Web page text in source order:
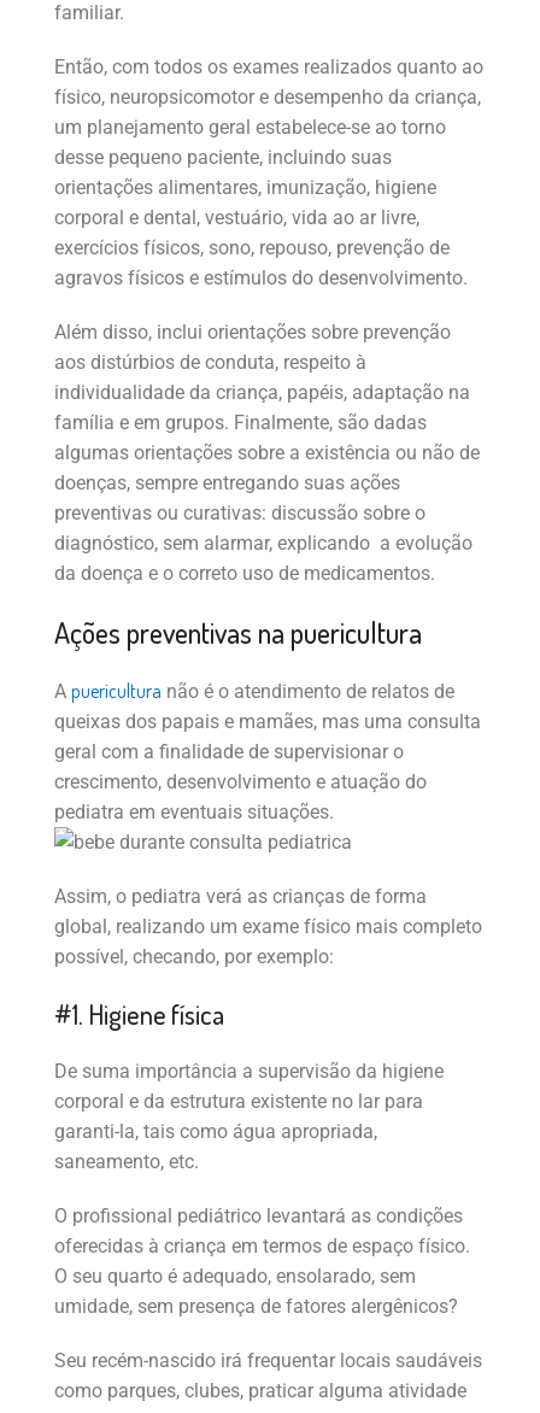
familiar.
Então, com todos os exames realizados quanto ao
físico, neuropsicomotor e desempenho da criança,
um planejamento geral estabelece-se ao torno
desse pequeno paciente, incluindo suas
orientações alimentares, imunização, higiene
corporal e dental, vestuário, vida ao ar livre,
exercícios físicos, sono, repouso, prevenção de
agravos físicos e estímulos do desenvolvimento.
Além disso, inclui orientações sobre prevenção
aos distúrbios de conduta, respeito à
individualidade da criança, papéis, adaptação na
família e em grupos. Finalmente, são dadas
algumas orientações sobre a existência ou não de
doenças, sempre entregando suas ações
preventivas ou curativas: discussão sobre o
diagnóstico, sem alarmar, explicando a evolução
da doença e o correto uso de medicamentos.
Ações preventivas na puericultura
A puericultura não é o atendimento de relatos de
queixas dos papais e mamães, mas uma consulta
geral com a finalidade de supervisionar o
crescimento, desenvolvimento e atuação do
pediatra em eventuais situações.
Assim, o pediatra verá as crianças de forma
global, realizando um exame físico mais completo
possível, checando, por exemplo:
#1. Higiene física
De suma importância a supervisão da higiene
corporal e da estrutura existente no lar para
garanti-la, tais como água apropriada,
saneamento, etc.
O profissional pediátrico levantará as condições
oferecidas à criança em termos de espaço físico.
O seu quarto é adequado, ensolarado, sem
umidade, sem presença de fatores alergênicos?
Seu recém-nascido irá frequentar locais saudáveis
como parques, clubes, praticar alguma atividade